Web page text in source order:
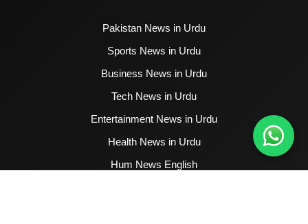
Pakistan News in Urdu
Sports News in Urdu
Business News in Urdu
Tech News in Urdu
Entertainment News in Urdu
Health News in Urdu
Hum News English